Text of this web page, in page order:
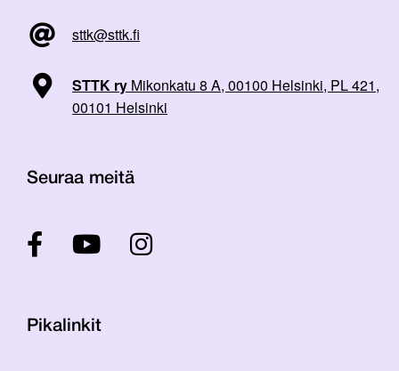
sttk@sttk.fi
STTK ry Mikonkatu 8 A, 00100 Helsinki, PL 421,
00101 Helsinki
Seuraa meitä
Pikalinkit